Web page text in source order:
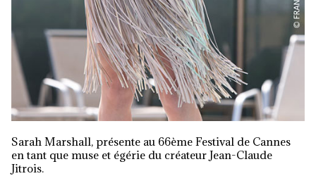
Sarah Marshall, présente au 66ème Festival de Cannes
en tant que muse et égérie du créateur Jean-Claude
Jitrois.